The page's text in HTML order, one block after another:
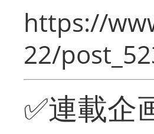
https://
22/
✅連載企